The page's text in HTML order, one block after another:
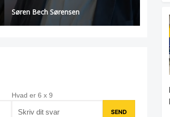
Søren Bech Sørensen
Hvad er 6 x9